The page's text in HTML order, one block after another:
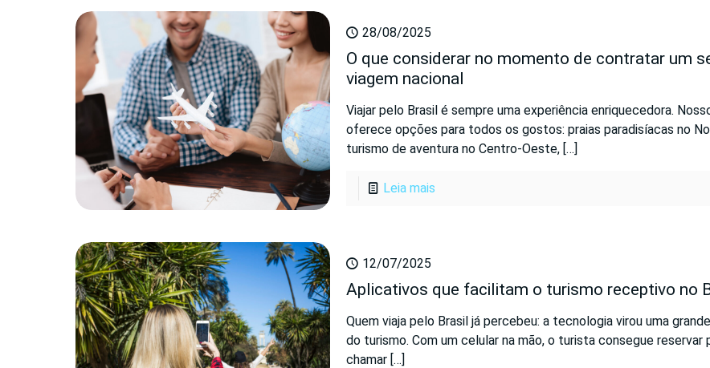
28/08/2025
O que considerar no momento de contratar um
viagem nacional
Viajar pelo Brasil é sempre uma experiência enriquecedora.
oferece opções para todos os gostos: praias paradisíacas no
turismo de aventura no Centro-Oeste,[…]
Leia mais
12/07/2025
Aplicativos que facilitam o turismo receptivo no
Quem viaja pelo Brasil já percebeu: a tecnologia virou uma
do turismo. Com um celular na mão, o turista consegue reservar
chamar[…]